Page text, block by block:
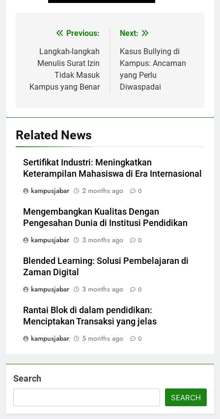
navigation
Previous:
Langkah-langkah
Menulis Surat Izin
Tidak Masuk
Kampus yang Benar
Next:
Kasus Bullying di
Kampus: Ancaman
yang Perlu
Diwaspadai
Related News
Sertifikat Industri: Meningkatkan
Keterampilan Mahasiswa di Era Internasional
kampusjabar
2 months ago 0
Mengembangkan Kualitas Dengan
Pengesahan Dunia di Institusi Pendidikan
kampusjabar
3 months ago 0
Blended Learning: Solusi Pembelajaran di
Zaman Digital
kampusjabar
3 months ago 0
Rantai Blok di dalam pendidikan:
Menciptakan Transaksi yang jelas
kampusjabar
5 months ago 0
Search
SEARCH